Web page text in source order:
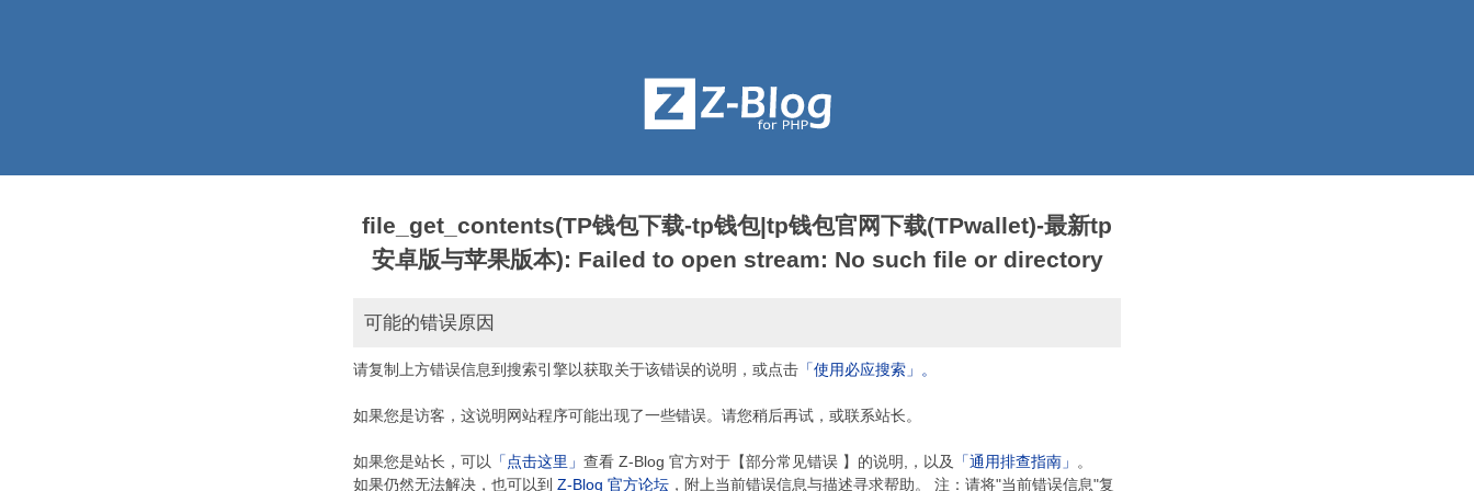
file_get_contents(TP钱包下载-tp钱包|tp钱包官网下载(TPwallet)-最新tp
安卓版与苹果版本): Failed to open stream: No such file or directory
可能的错误原因
请复制上方错误信息到搜索引擎以获取关于该错误的说明，或点击 「使用必应搜索」。
如果您是访客，这说明网站程序可能出现了一些错误。请您稍后再试，或联系站长。
如果您是站长，可以 「点击这里」 查看 Z-Blog 官方对于【部分常见错误 】的说明,，以及 「通用排查指南」
。
如果仍然无法解决，也可以到 Z-Blog 官方论坛 ，附上当前错误信息与描述寻求帮助。 注：请将"当前错误信息"复